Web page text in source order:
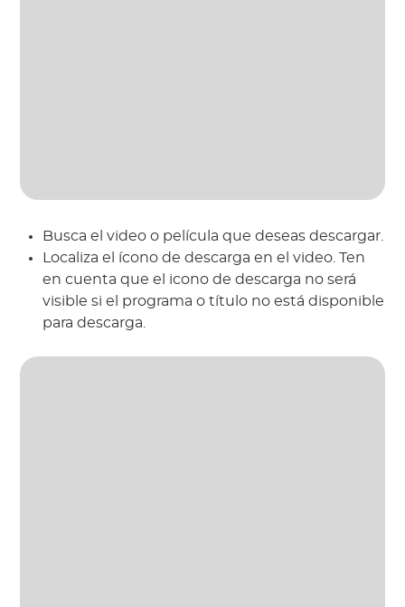
Busca el video o película que deseas descargar.
Localiza el ícono de descarga en el video. Ten
en cuenta que el icono de descarga no será
visible si el programa o título no está disponible
para descarga.